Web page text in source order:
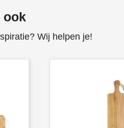
ook
Wij helpen je!